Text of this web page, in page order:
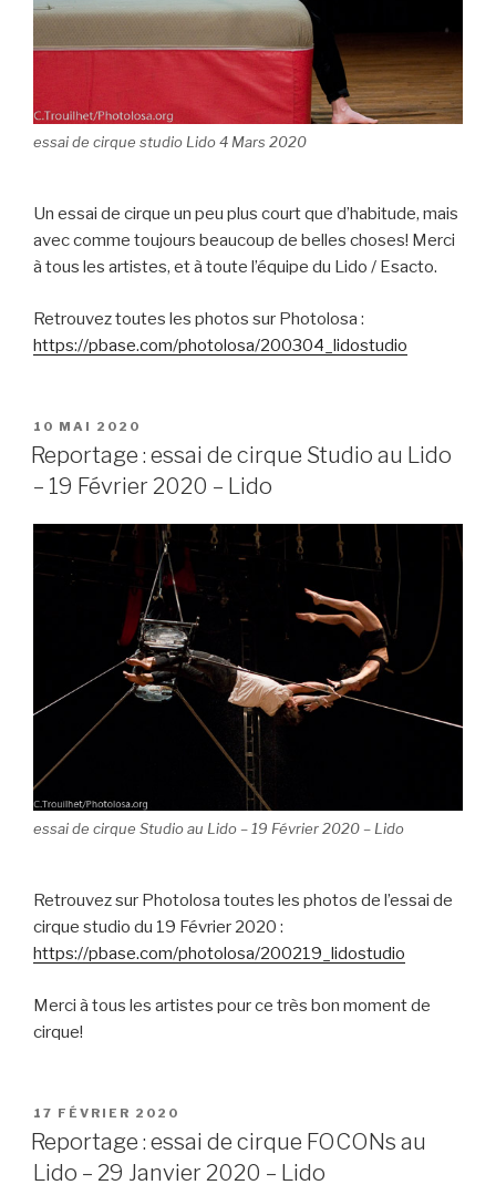
essai de cirque studio Lido 4 Mars 2020
Un essai de cirque un peu plus court que d’habitude, mais
avec comme toujours beaucoup de belles choses! Merci
à tous les artistes, et à toute l’équipe du Lido / Esacto.
Retrouvez toutes les photos sur Photolosa :
https://pbase.com/photolosa/200304_lidostudio
PUBLIÉ
LE
10 MAI 2020
Reportage : essai de cirque Studio au Lido
– 19 Février 2020 – Lido
essai de cirque Studio au Lido – 19 Février 2020 – Lido
Retrouvez sur Photolosa toutes les photos de l’essai de
cirque studio du 19 Février 2020 :
https://pbase.com/photolosa/200219_lidostudio
Merci à tous les artistes pour ce très bon moment de
cirque!
PUBLIÉ
LE
17 FÉVRIER 2020
Reportage : essai de cirque FOCONs au
Lido – 29 Janvier 2020 – Lido